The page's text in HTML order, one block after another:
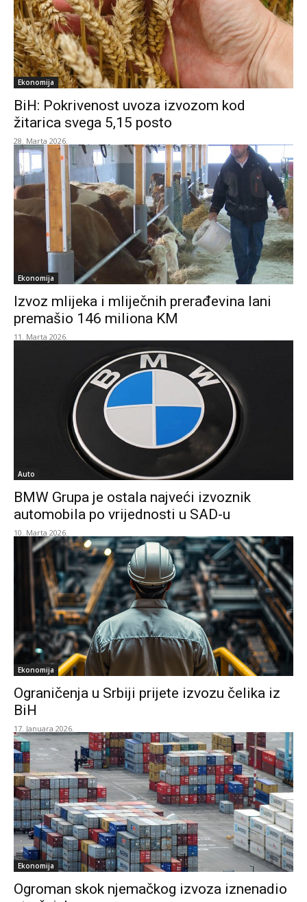
Ekonomija
BiH: Pokrivenost uvoza izvozom kod
žitarica svega 5,15 posto
28. Marta 2026.
Ekonomija
Izvoz mlijeka i mliječnih prerađevina lani
premašio 146 miliona KM
11. Marta 2026.
Auto
BMW Grupa je ostala najveći izvoznik
automobila po vrijednosti u SAD-u
10. Marta 2026.
Ekonomija
Ograničenja u Srbiji prijete izvozu čelika iz
BiH
17. Januara 2026.
Ekonomija
Ogroman skok njemačkog izvoza iznenadio